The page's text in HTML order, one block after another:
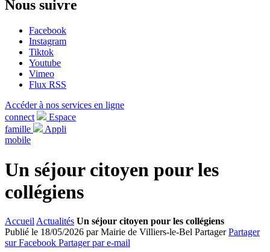
Nous suivre
Facebook
Instagram
Tiktok
Youtube
Vimeo
Flux RSS
Accéder à nos services en ligne
connect
Espace
famille
Appli
mobile
Un séjour citoyen pour les
collégiens
Accueil Actualités Un séjour citoyen pour les collégiens
Publié le 18/05/2026 par Mairie de Villiers-le-Bel Partager Partager
sur Facebook Partager par e-mail